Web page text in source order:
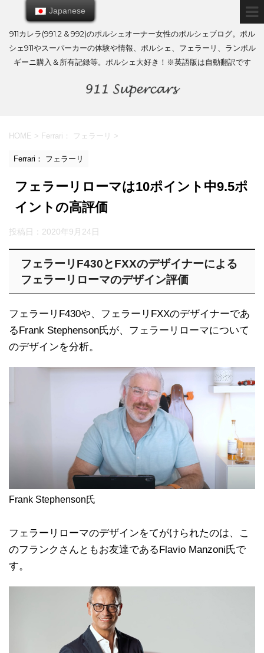
911カレラ(991.2 & 992)のポルシェオーナー女性のポルシェブログ。ポル
シェ911やスーパーカーの体験や情報、ポルシェ、フェラーリ、ランボル
ギーニ購入＆所有記録等。ポルシェ大好き！※英語版は自動翻訳です
HOME > Ferrari： フェラーリ >
Ferrari： フェラーリ
フェラーリローマは10ポイント中9.5ポ
イントの高評価
投稿日： 2020年9月24日
フェラーリF430とFXXのデザイナーによる
フェラーリローマのデザイン評価
フェラーリF430や、フェラーリFXXのデザイナーであ
るFrank Stephenson氏が、フェラーリローマについて
のデザインを分析。
Frank Stephenson氏
フェラーリローマのデザインをてがけられたのは、こ
のフランクさんともお友達であるFlavio Manzoni氏で
す。
Japanese
Japanese